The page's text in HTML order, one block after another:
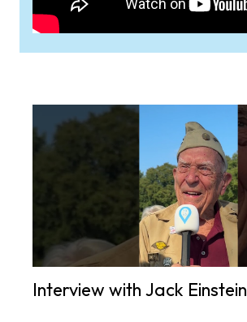
Interview with Jack Einstein